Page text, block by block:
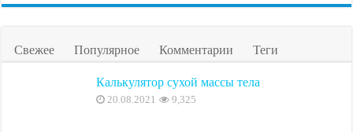
Свежее Популярное Комментарии Теги
Калькулятор сухой массы тела
20.08.2021 9,325